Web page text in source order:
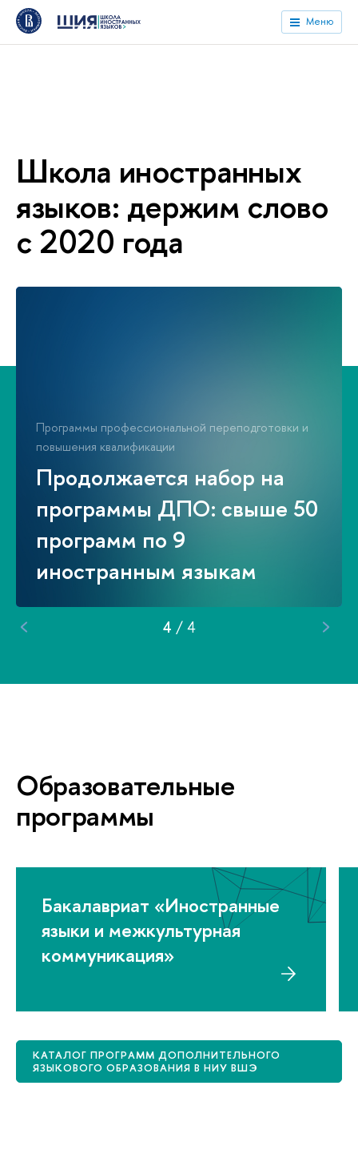
Меню
Школа иностранных
языков: держим слово
с 2020 года
Программы профессиональной переподготовки и
повышения квалификации
Продолжается набор на
программы ДПО: свыше 50
программ по 9
иностранным языкам
4 / 4
Образовательные
программы
Бакалавриат «Иностранные
языки и межкультурная
коммуникация»
КАТАЛОГ ПРОГРАММ ДОПОЛНИТЕЛЬНОГО
ЯЗЫКОВОГО ОБРАЗОВАНИЯ В НИУ ВШЭ